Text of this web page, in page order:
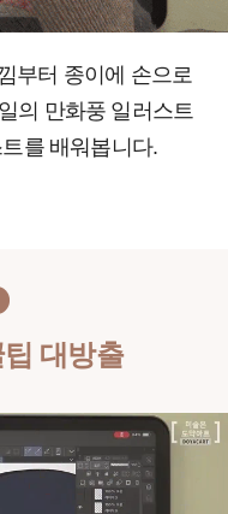
부터 종이에 손으로
의 만화풍 일러스트
를 배워봅니다.
대방출